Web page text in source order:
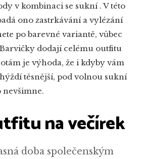
v kombinaci se sukní . V této
ono zastrkávání a vylézání
po barevné variantě, vůbec
dodají celému outfitu
je výhoda, že i kdyby vám
těsnější, pod volnou sukní
nevšimne.
na večírek
doba společenským